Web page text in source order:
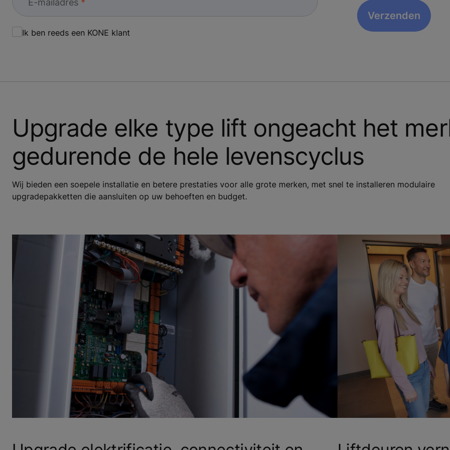
E-mailadres
Ik ben reeds een KONE klant
Upgrade elke type lift ongeacht het
gedurende de hele levenscyclus
Wij bieden een soepele installatie en betere prestaties voor alle grote merken, met snel te installeren modulaire
upgradepakketten die aansluiten op uw behoeften en budget.